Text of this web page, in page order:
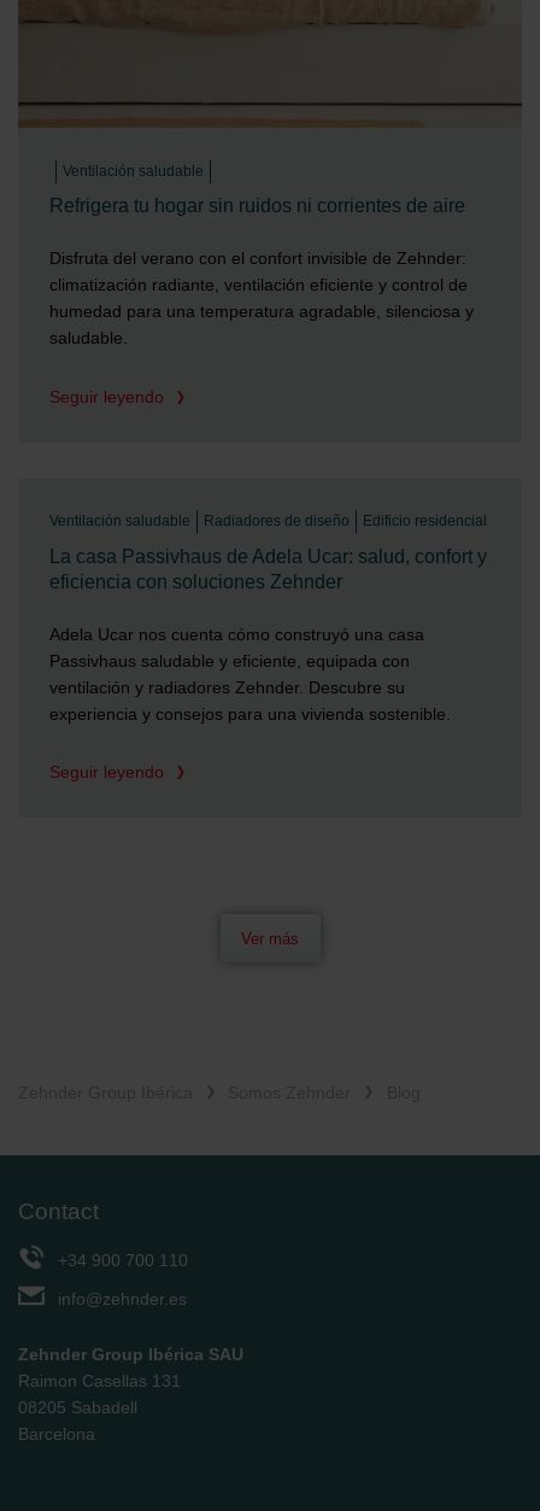
Ventilación saludable
Refrigera tu hogar sin ruidos ni corrientes de aire
Disfruta del verano con el confort invisible de Zehnder:
climatización radiante, ventilación eficiente y control de
humedad para una temperatura agradable, silenciosa y
saludable.
Seguir leyendo
Ventilación saludable Radiadores de diseño Edificio residencial
La casa Passivhaus de Adela Ucar: salud, confort y
eficiencia con soluciones Zehnder
Adela Ucar nos cuenta cómo construyó una casa
Passivhaus saludable y eficiente, equipada con
ventilación y radiadores Zehnder. Descubre su
experiencia y consejos para una vivienda sostenible.
Seguir leyendo
Ver más
Contact
+34 900 700 110
info@zehnder.es
Zehnder Group Ibérica SAU
Raimon Casellas 131
08205 Sabadell
Barcelona